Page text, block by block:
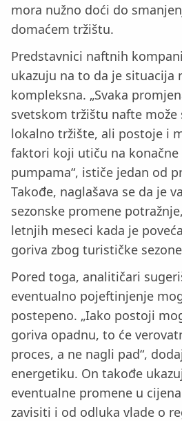
mora nužno doći do
domaćem tržištu.
Predstavnici naftnih
ukazuju na to da je situacija
kompleksna. „Svaka
svetskom tržištu nafte može
lokalno tržište, ali postoje i
faktori koji utiču na konačne
pumpama“, ističe jedan od
Takođe, naglašava se da je
sezonske promene
letnjih meseci kada je
goriva zbog turističke
Pored toga, analitičari
eventualno pojeftinjenje
postepeno. „Iako postoji
goriva opadnu, to će
proces, a ne nagli pad“,
energetiku. On takođe
eventualne promene u
zavisiti i od odluka vlade o